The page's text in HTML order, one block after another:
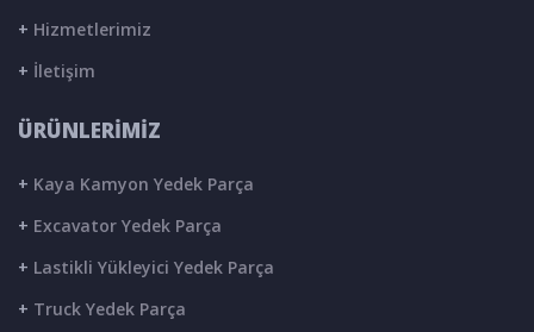
+ Hizmetlerimiz
+ İletişim
ÜRÜNLERİMİZ
+ Kaya Kamyon Yedek Parça
+ Excavator Yedek Parça
+ Lastikli Yükleyici Yedek Parça
+ Truck Yedek Parça